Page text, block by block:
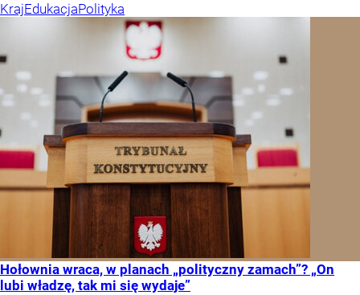
KrajEdukacjaPolityka
Hołownia wraca, w planach „polityczny zamach”? „On
lubi władzę, tak mi się wydaje”